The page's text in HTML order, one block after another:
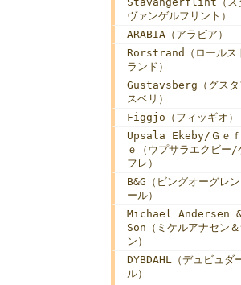
ヴァンゲルフリント）
ARABIA（アラビア）
Rorstrand（ロールス
ランド）
Gustavsberg（グスタ
スベリ）
Figgjo（フィッギオ）
Upsala Ekeby/Ｇｅｆ
ｅ（ウプサラエクビー/
フレ）
B&G（ビングオーグレ
ール）
Michael Andersen
Son（ミケルアナセン
ン）
DYBDAHL（デュビュダ
ル）